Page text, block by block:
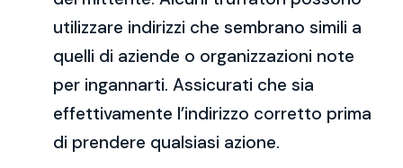
utilizzare indirizzi che sembrano simili a
quelli di aziende o organizzazioni note
per ingannarti. Assicurati che sia
effettivamente l’indirizzo corretto prima
di prendere qualsiasi azione.